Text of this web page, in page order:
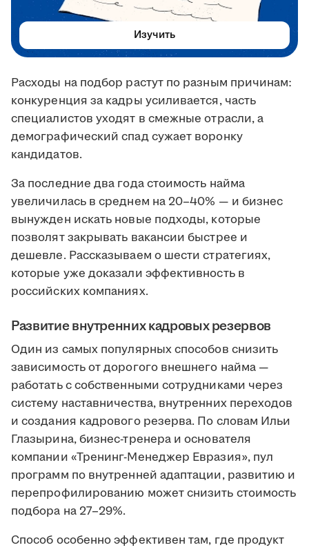
Расходы на подбор растут по разным причинам:
конкуренция за кадры усиливается, часть
специалистов уходят в смежные отрасли, а
демографический спад сужает воронку
кандидатов.
За последние два года стоимость найма
увеличилась в среднем на 20–40% — и бизнес
вынужден искать новые подходы, которые
позволят закрывать вакансии быстрее и
дешевле. Рассказываем о шести стратегиях,
которые уже доказали эффективность в
российских компаниях.
Развитие внутренних кадровых резервов
Один из самых популярных способов снизить
зависимость от дорогого внешнего найма —
работать с собственными сотрудниками через
систему наставничества, внутренних переходов
и создания кадрового резерва. По словам Ильи
Глазырина, бизнес-тренера и основателя
компании «Тренинг-Менеджер Евразия», пул
программ по внутренней адаптации, развитию и
перепрофилированию может снизить стоимость
подбора на 27–29%.
Способ особенно эффективен там, где продукт
Изучить